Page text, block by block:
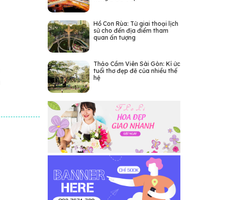
Hồ Con Rùa: Từ giai thoại lịch
sử cho đến địa điểm tham
quan ấn tượng
Thảo Cầm Viên Sài Gòn: Kí ức
tuổi thơ đẹp đẽ của nhiều thế
hệ